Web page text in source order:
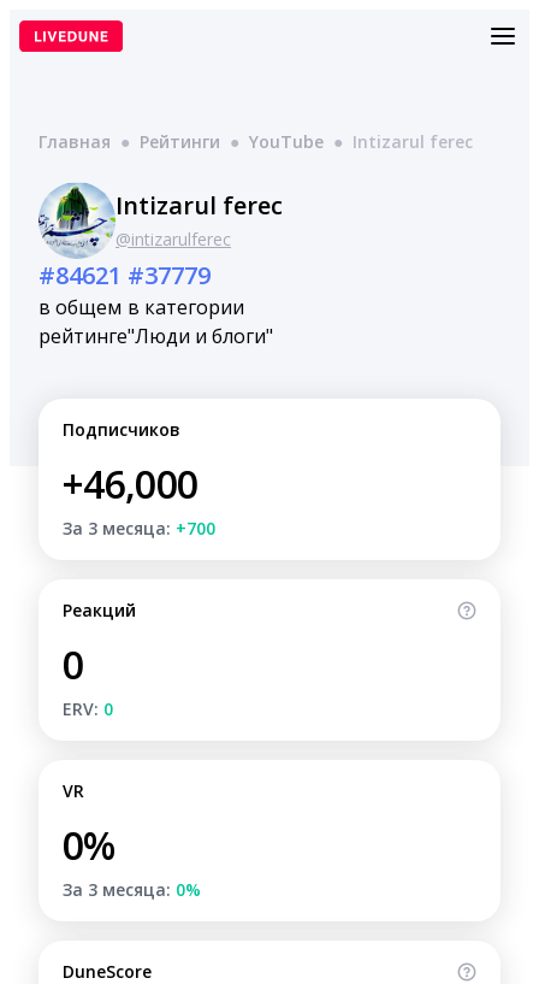
Перейти
Главная ● Рейтинги ● YouTube ● Intizarul ferec
Intizarul ferec
@intizarulferec
#84621
в общем
рейтинге
#37779
в категории
"Люди и блоги"
Подписчиков
+46,000
За 3 месяца: +700
Реакций
0
ERV: 0
VR
0%
За 3 месяца: 0%
DuneScore